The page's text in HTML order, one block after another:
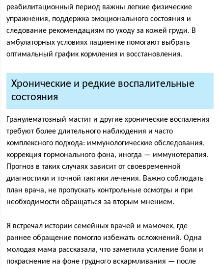
реабилитационный период важны легкие физические
упражнения, поддержка эмоционального состояния и
следование рекомендациям по уходу за кожей груди. В
амбулаторных условиях пациентке помогают выбрать
оптимальный график кормления и восстановления.
Хронические и редкие воспалительные
состояния
Гранулематозный мастит и другие хронические воспаления
требуют более длительного наблюдения и часто
комплексного подхода: иммунологические обследования,
коррекция гормонального фона, иногда — иммунотерапия.
Прогноз в таких случаях зависит от своевременной
диагностики и точной тактики лечения. Важно соблюдать
план врача, не пропускать контрольные осмотры и при
необходимости обращаться за вторым мнением.
Я встречал истории семейных врачей и мамочек, где
раннее обращение помогло избежать осложнений. Одна
молодая мама рассказала, что заметила усиление боли и
покраснение на фоне грудного вскармливания — после